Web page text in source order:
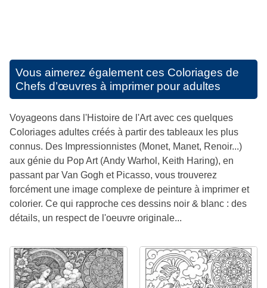
Vous aimerez également ces Coloriages de
Chefs d’œuvres à imprimer pour adultes
Voyageons dans l'Histoire de l'Art avec ces quelques
Coloriages adultes créés à partir des tableaux les plus
connus. Des Impressionnistes (Monet, Manet, Renoir...)
aux génie du Pop Art (Andy Warhol, Keith Haring), en
passant par Van Gogh et Picasso, vous trouverez
forcément une image complexe de peinture à imprimer et
colorier. Ce qui rapproche ces dessins noir & blanc : des
détails, un respect de l'oeuvre originale...